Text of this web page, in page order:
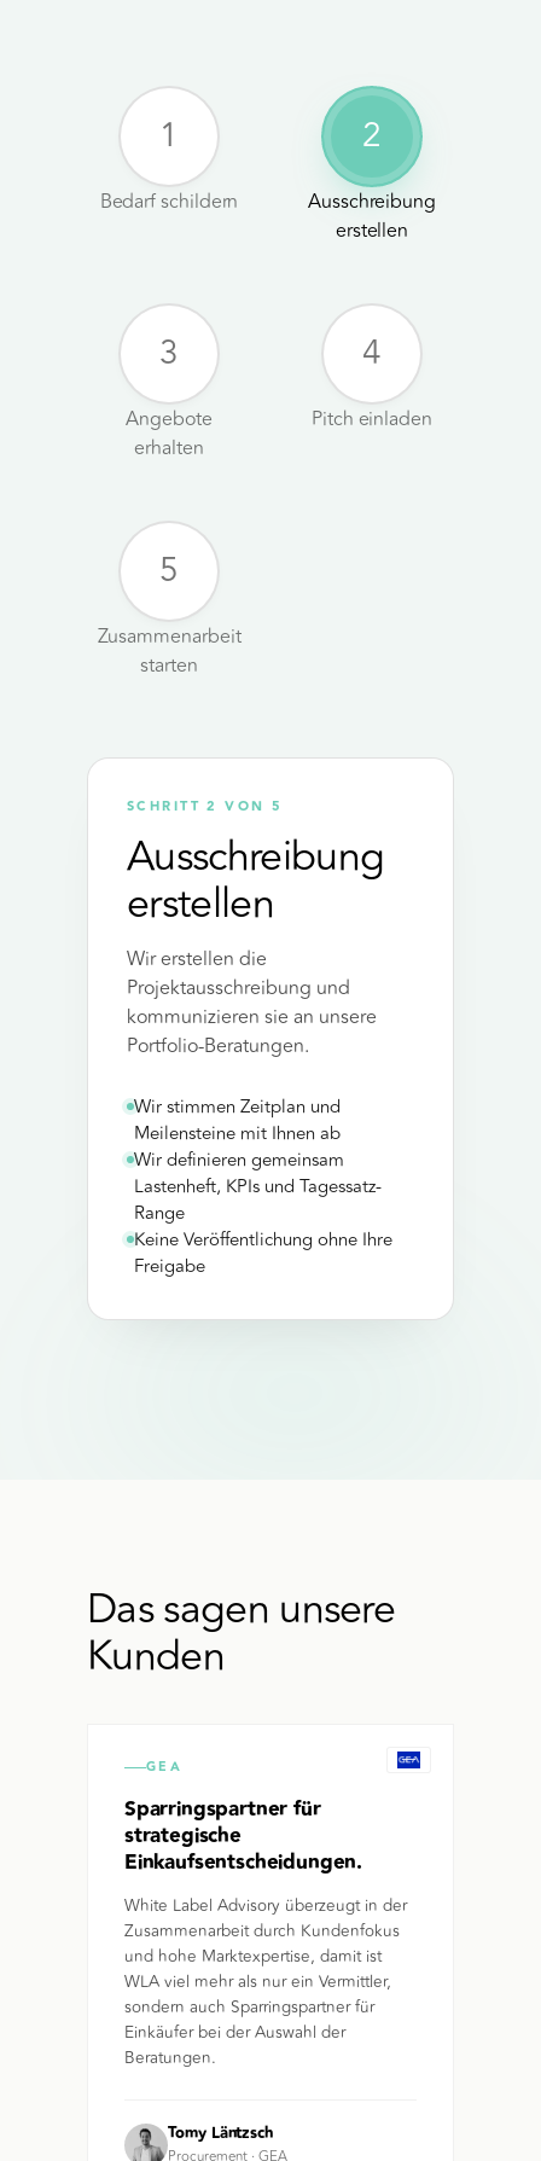
1
Bedarf schildern
2
Ausschreibung
erstellen
3
Angebote
erhalten
4
Pitch einladen
5
Zusammenarbeit
starten
SCHRITT 2 VON 5
Ausschreibung
erstellen
Wir erstellen die
Projektausschreibung und
kommunizieren sie an unsere
Portfolio-Beratungen.
Wir stimmen Zeitplan und
Meilensteine mit Ihnen ab
Wir definieren gemeinsam
Lastenheft, KPIs und Tagessatz-
Range
Keine Veröffentlichung ohne Ihre
Freigabe
Das sagen unsere
Kunden
GEA
Sparringspartner für
strategische
Einkaufsentscheidungen.
White Label Advisory überzeugt in der
Zusammenarbeit durch Kundenfokus
und hohe Marktexpertise, damit ist
WLA viel mehr als nur ein Vermittler,
sondern auch Sparringspartner für
Einkäufer bei der Auswahl der
Beratungen.
Tomy Läntzsch
Procurement · GEA